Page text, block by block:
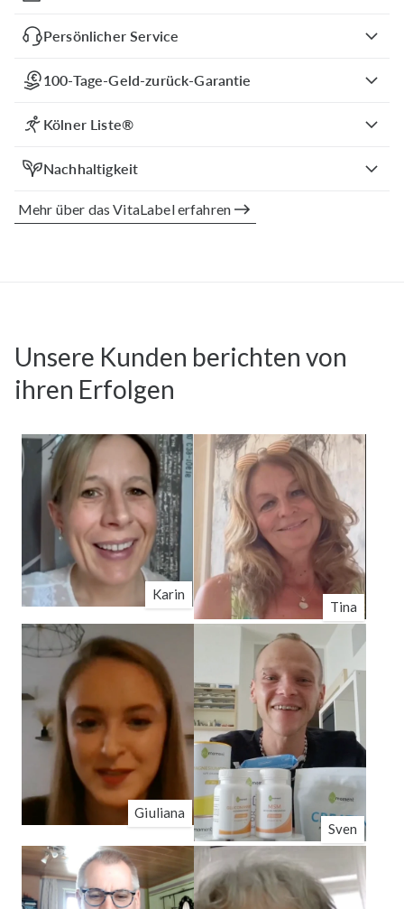
Persönlicher Service
100-Tage-Geld-zurück-Garantie
Kölner Liste®
Nachhaltigkeit
Mehr über das VitaLabel erfahren
Unsere Kunden berichten von
ihren Erfolgen
Karin
Tina
Giuliana
Sven